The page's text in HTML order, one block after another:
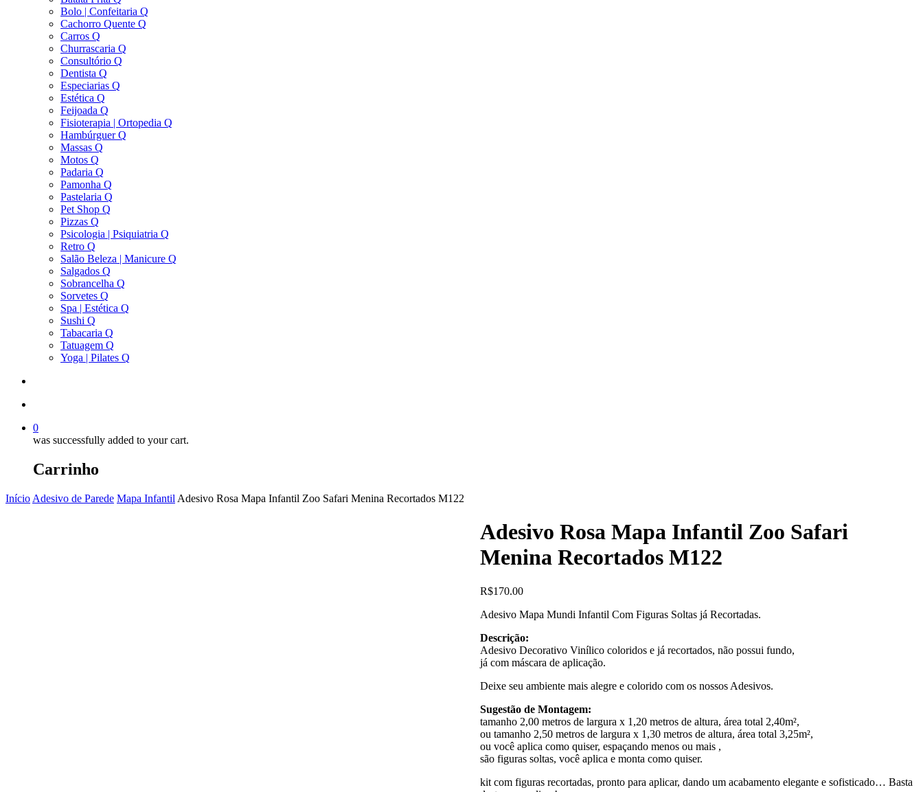
Bolo | Confeitaria Q
Cachorro Quente Q
Carros Q
Churrascaria Q
Consultório Q
Dentista Q
Especiarias Q
Estética Q
Feijoada Q
Fisioterapia | Ortopedia Q
Hambúrguer Q
Massas Q
Motos Q
Padaria Q
Pamonha Q
Pastelaria Q
Pet Shop Q
Pizzas Q
Psicologia | Psiquiatria Q
Retro Q
Salão Beleza | Manicure Q
Salgados Q
Sobrancelha Q
Sorvetes Q
Spa | Estética Q
Sushi Q
Tabacaria Q
Tatuagem Q
Yoga | Pilates Q
0
was successfully added to your cart.
Carrinho
Início Adesivo de Parede Mapa Infantil Adesivo Rosa Mapa Infantil Zoo Safari Menina Recortados M122
Adesivo Rosa Mapa Infantil Zoo Safari
Menina Recortados M122
R$170.00
Adesivo Mapa Mundi Infantil Com Figuras Soltas já Recortadas.
Descrição:
Adesivo Decorativo Vinílico coloridos e já recortados, não possui fundo,
já com máscara de aplicação.
Deixe seu ambiente mais alegre e colorido com os nossos Adesivos.
Sugestão de Montagem:
tamanho 2,00 metros de largura x 1,20 metros de altura, área total 2,40m²,
ou tamanho 2,50 metros de largura x 1,30 metros de altura, área total 3,25m²,
ou você aplica como quiser, espaçando menos ou mais ,
são figuras soltas, você aplica e monta como quiser.
kit com figuras recortadas, pronto para aplicar, dando um acabamento elegante e sofisticado… Basta